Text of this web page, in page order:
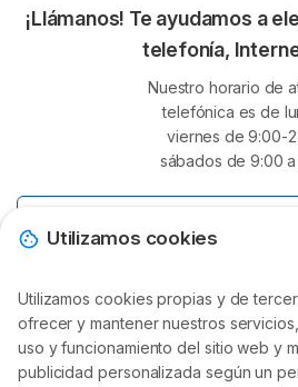
¡Llámanos! Te ayudamos a
telefonía,
Nuestro horario de
telefónica es de
viernes de 9:00-
sábados de 9:00 a
Atención al cliente
Atención al cliente Movistar
¿Cómo pagar?
Utilizamos cookies
Utilizamos cookies propias y de
ofrecer y mantener nuestros
uso y funcionamiento del sitio web y
publicidad personalizada según un